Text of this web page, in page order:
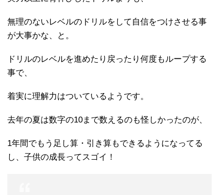
無理のないレベルのドリルをして自信をつけさせる事
が大事かな、と。
ドリルのレベルを進めたり戻ったり何度もループする
事で、
着実に理解力はついているようです。
去年の夏は数字の10まで数えるのも怪しかったのが、
1年間でもう足し算・引き算もできるようになってる
し、子供の成長ってスゴイ！